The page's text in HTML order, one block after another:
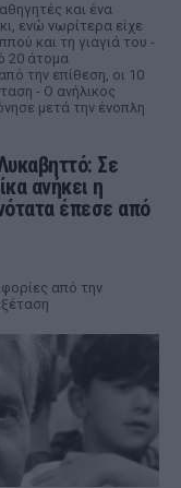
και ένα
ενώ νωρίτερα είχε
και τη γιαγιά του -
20 άτομα
την επίθεση, οι 10
- Ο ανήλικος
μετά την ένοπλη
Σε
ανήκει η
έπεσε από
από την